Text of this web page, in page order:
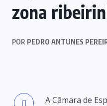
zona
POR PEDRO ANTUNES
A Câmara de